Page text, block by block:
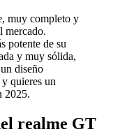
muy completo y
mercado.
potente de su
y muy sólida,
diseño
quieres un
2025.
realme GT